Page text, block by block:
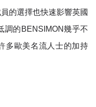
的選擇也快速影響英國
調的BENSIMON幾乎不
多歐美名流人士的加持